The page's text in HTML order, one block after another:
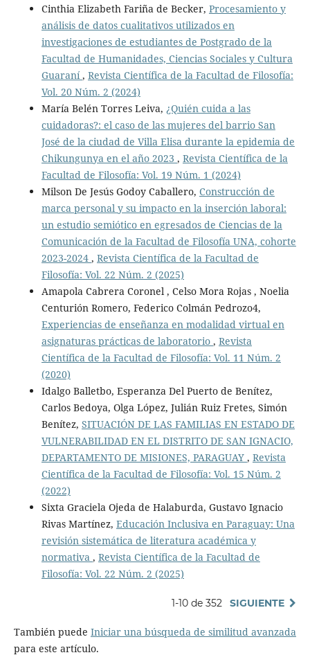
Cinthia Elizabeth Fariña de Becker, Procesamiento y
análisis de datos cualitativos utilizados en
investigaciones de estudiantes de Postgrado de la
Facultad de Humanidades, Ciencias Sociales y Cultura
Guaraní, Revista Científica de la Facultad de Filosofía:
Vol. 20 Núm. 2 (2024)
María Belén Torres Leiva, ¿Quién cuida a las
cuidadoras?: el caso de las mujeres del barrio San
José de la ciudad de Villa Elisa durante la epidemia de
Chikungunya en el año 2023 , Revista Científica de la
Facultad de Filosofía: Vol. 19 Núm. 1 (2024)
Milson De Jesús Godoy Caballero, Construcción de
marca personal y su impacto en la inserción laboral:
un estudio semiótico en egresados de Ciencias de la
Comunicación de la Facultad de Filosofía UNA, cohorte
2023-2024 , Revista Científica de la Facultad de
Filosofía: Vol. 22 Núm. 2 (2025)
Amapola Cabrera Coronel , Celso Mora Rojas , Noelia
Centurión Romero, Federico Colmán Pedrozo4,
Experiencias de enseñanza en modalidad virtual en
asignaturas prácticas de laboratorio , Revista
Científica de la Facultad de Filosofía: Vol. 11 Núm. 2
(2020)
Idalgo Balletbo, Esperanza Del Puerto de Benítez,
Carlos Bedoya, Olga López, Julián Ruiz Fretes, Simón
Benítez, SITUACIÓN DE LAS FAMILIAS EN ESTADO DE
VULNERABILIDAD EN EL DISTRITO DE SAN IGNACIO,
DEPARTAMENTO DE MISIONES, PARAGUAY , Revista
Científica de la Facultad de Filosofía: Vol. 15 Núm. 2
(2022)
Sixta Graciela Ojeda de Halaburda, Gustavo Ignacio
Rivas Martínez, Educación Inclusiva en Paraguay: Una
revisión sistemática de literatura académica y
normativa , Revista Científica de la Facultad de
Filosofía: Vol. 22 Núm. 2 (2025)
1-10 de 352 SIGUIENTE
También puede Iniciar una búsqueda de similitud avanzada
para este artículo.